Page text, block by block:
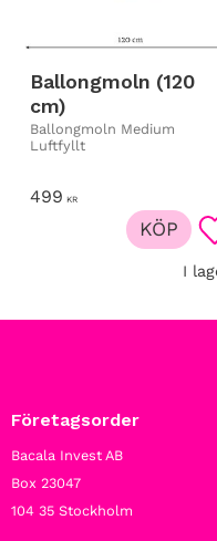
Ballongmoln (120
cm)
Ballongmoln Medium
Luftfyllt
499 KR
I
KÖP
Företagsorder
Bacala Invest AB
Box 23047
104 35 Stockholm